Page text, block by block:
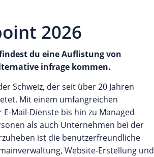
2026
du eine Auflistung von
infrage kommen.
Schweiz, der seit über 20 Jahren
Mit einem umfangreichen
Mail-Dienste bis hin zu Managed
als auch Unternehmen bei der
ist die benutzerfreundliche
Website-Erstellung und